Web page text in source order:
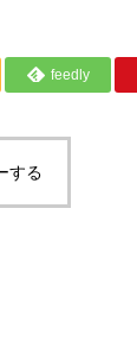
feedly
する